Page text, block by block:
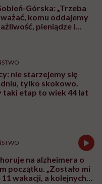
trzeba robić i
ważne? Dlaczego
dla kobiet i jak
jest dla